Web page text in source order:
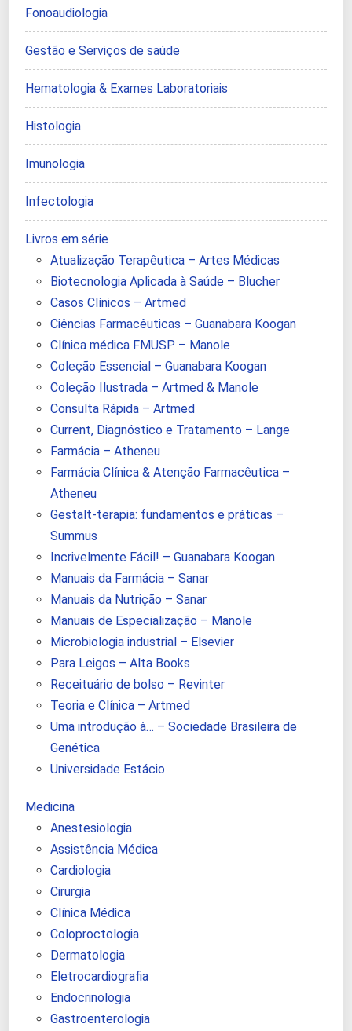
Fonoaudiologia
Gestão e Serviços de saúde
Hematologia & Exames Laboratoriais
Histologia
Imunologia
Infectologia
Livros em série
Atualização Terapêutica – Artes Médicas
Biotecnologia Aplicada à Saúde – Blucher
Casos Clínicos – Artmed
Ciências Farmacêuticas – Guanabara Koogan
Clínica médica FMUSP – Manole
Coleção Essencial – Guanabara Koogan
Coleção Ilustrada – Artmed & Manole
Consulta Rápida – Artmed
Current, Diagnóstico e Tratamento – Lange
Farmácia – Atheneu
Farmácia Clínica & Atenção Farmacêutica –
Atheneu
Gestalt-terapia: fundamentos e práticas –
Summus
Incrivelmente Fácil! – Guanabara Koogan
Manuais da Farmácia – Sanar
Manuais da Nutrição – Sanar
Manuais de Especialização – Manole
Microbiologia industrial – Elsevier
Para Leigos – Alta Books
Receituário de bolso – Revinter
Teoria e Clínica – Artmed
Uma introdução à… – Sociedade Brasileira de
Genética
Universidade Estácio
Medicina
Anestesiologia
Assistência Médica
Cardiologia
Cirurgia
Clínica Médica
Coloproctologia
Dermatologia
Eletrocardiografia
Endocrinologia
Gastroenterologia